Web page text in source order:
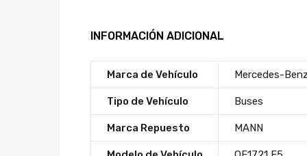
INFORMACIÓN ADICIONAL
Marca de Vehículo Mercedes-
Tipo de Vehículo Buses
Marca Repuesto MANN